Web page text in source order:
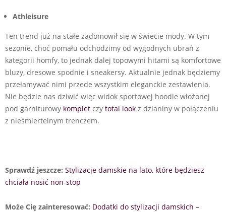
Athleisure
Ten trend już na stałe zadomowił się w świecie mody. W tym
sezonie, choć pomału odchodzimy od wygodnych ubrań z
kategorii homfy, to jednak dalej topowymi hitami są komfortowe
bluzy, dresowe spodnie i sneakersy. Aktualnie jednak będziemy
przełamywać nimi przede wszystkim eleganckie zestawienia.
Nie będzie nas dziwić więc widok sportowej hoodie włożonej
pod garniturowy komplet czy total look z dzianiny w połączeniu
z nieśmiertelnym trenczem.
Sprawdź jeszcze: Stylizacje damskie na lato, które będziesz
chciała nosić non-stop
Może Cię zainteresować: Dodatki do stylizacji damskich –